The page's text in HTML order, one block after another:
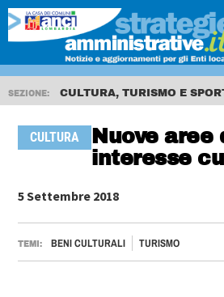
SEZIONE: CULTURA, TURISMO E
CULTURA
Nuove aree
interesse
5 Settembre 2018
TEMI: BENI CULTURALI TURISMO